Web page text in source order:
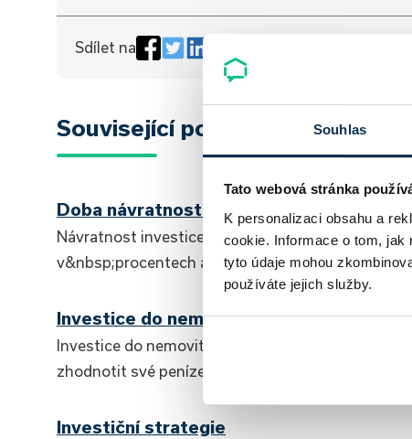
Souhlas
Tato webová stránka
K personalizaci obsahu a
cookie. Informace o tom,
tyto údaje mohou
používáte jejich služby.
Sdílet na
Související pojmy
Doba návratnosti investice
Návratnost investice vyjadřuje čistý zisk nebo
v&nbsp;procentech a můžete ji najít pod zkratkou
Investice do nemovitosti
Investice do nemovitostí je často považována za
zhodnotit své peníze.
Investiční strategie